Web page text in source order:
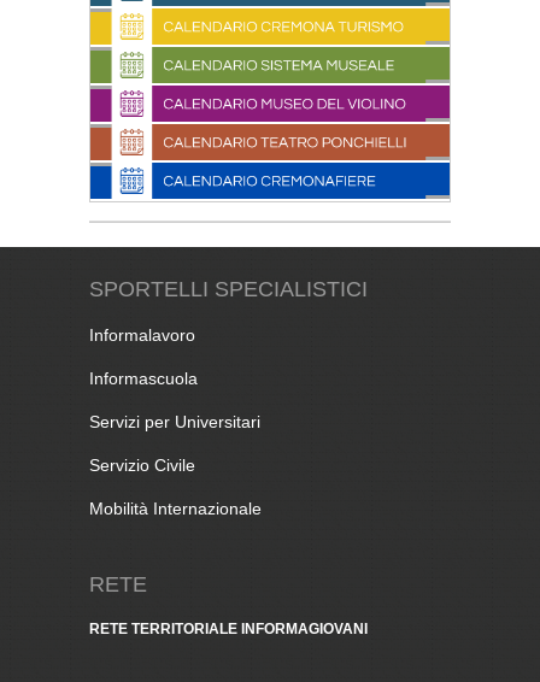
SPORTELLI SPECIALISTICI
Informalavoro
Informascuola
Servizi per Universitari
Servizio Civile
Mobilità Internazionale
RETE
RETE TERRITORIALE INFORMAGIOVANI